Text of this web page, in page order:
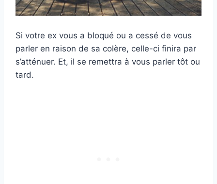
Si votre ex vous a bloqué ou a cessé de vous
parler en raison de sa colère, celle-ci finira par
s’atténuer. Et, il se remettra à vous parler tôt ou
tard.